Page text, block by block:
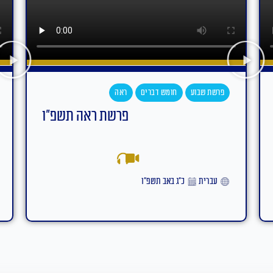
פרשת שבוע חומש דברים עקב
פרשת עקב תשפ"ו
אידיש ט״ז באב תשפ״ו